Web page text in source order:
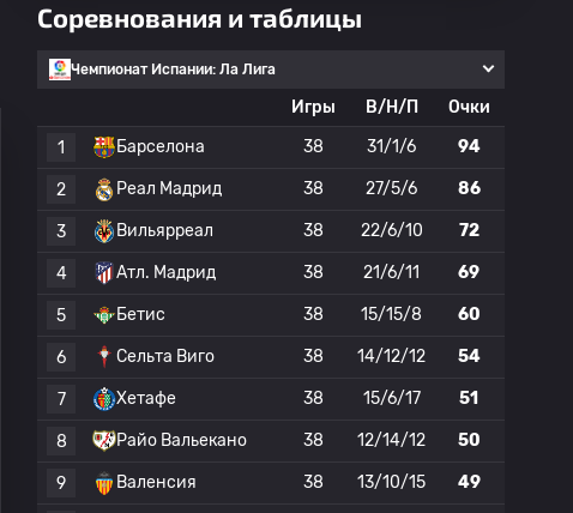
Соревнования и таблицы
Чемпионат Испании: Ла Лига
Игры В/Н/П
Очки
1
Барселона 38 31/1/6 94
2 Реал Мадрид 38 27/5/6 86
3 Вильярреал 38 22/6/10 72
4 Атл. Мадрид 38 21/6/11 69
5 Бетис 38 15/15/8 60
6 Сельта Виго 38 14/12/12 54
7 Хетафе 38 15/6/17 51
8 Райо Вальекано 38 12/14/12 50
9 Валенсия 38 13/10/15 49